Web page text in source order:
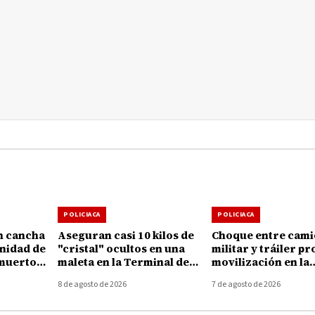
cancha
de
POLICIACA
Aseguran casi 10 kilos de
"cristal" ocultos en una
maleta en la Terminal de
8 de agosto de 2026
POLICIACA
Choque entre
militar y tráiler
movilización en la
Taretan
7 de agosto de 2026